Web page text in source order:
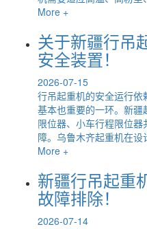
More +
关于新疆行吊
安全装置！
2026-07-15
行吊起重机的安全运行
基本也重要的一环。新
限位器、小车行程限位
障。乌鲁木齐起重机在
More +
新疆行吊起重
故障排除！
2026-07-14